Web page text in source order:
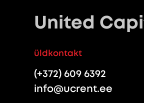
United
üldkontakt
(+372) 609 6392
info@ucrent.ee